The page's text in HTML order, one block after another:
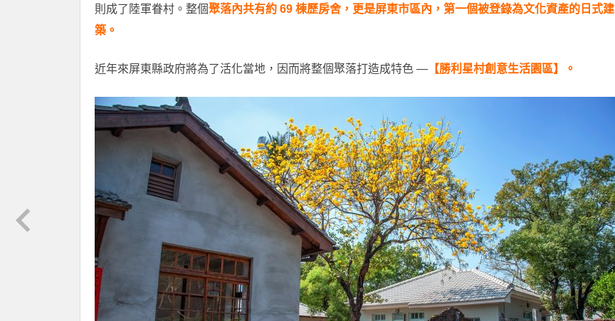
則成了陸軍眷村。整個聚落內共有約 69 棟歷房舍，更是屏東市區內，第一個被登錄為文化資產的日式建
築。
近年來屏東縣政府將為了活化當地，因而將整個聚落打造成特色 — 【勝利星村創意生活園區】。